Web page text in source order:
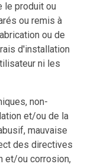
le produit ou
ou remis à
ou de
d'installation
ni les
non-
et/ou de la
mauvaise
des directives
et/ou corrosion,